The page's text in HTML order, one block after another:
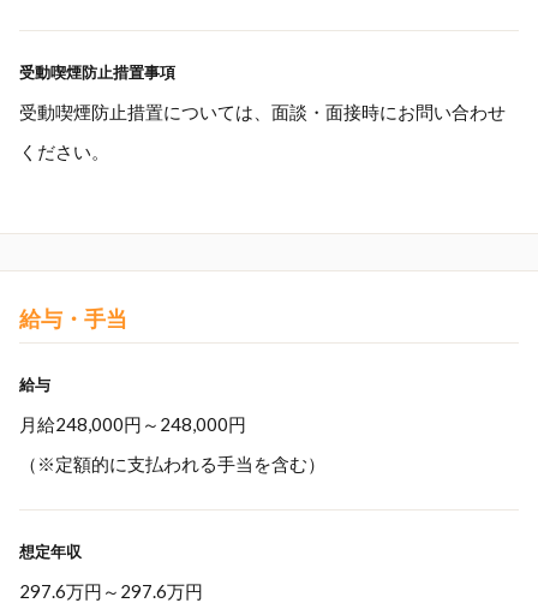
受動喫煙防止措置事項
受動喫煙防止措置については、面談・面接時にお問い合わせ
ください。
給与・手当
給与
月給248,000円～248,000円
（※定額的に支払われる手当を含む）
想定年収
297.6万円 ～ 297.6万円